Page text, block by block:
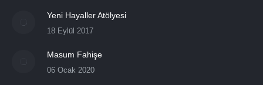
Yeni Hayaller Atölyesi
18 Eylül 2017
Masum Fahişe
06 Ocak 2020